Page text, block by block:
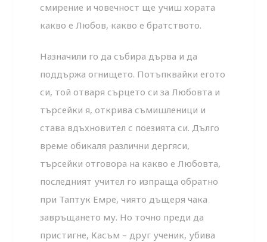
смирение и човечност ще учиш хората
какво е Любов, какво е братството.
Назначили го да събира дърва и да
поддържа огнището. Потъпквайки егото
си, той отваря сърцето си за Любовта и
търсейки я, открива съмишленици и
става вдъхновител с поезията си. Дълго
време обикаля различни дергяси,
търсейки отговора на какво е Любовта,
последният учител го изпраща обратно
при Таптук Емре, чиято дъщеря чака
завръщането му. Но точно преди да
пристигне, Касъм – друг ученик, убива